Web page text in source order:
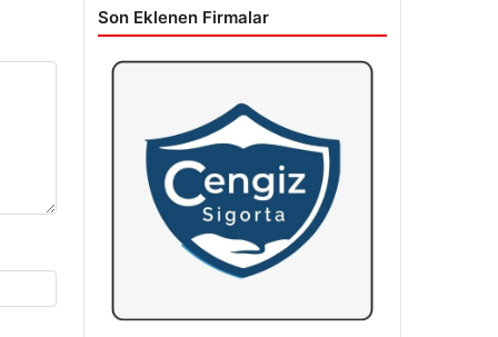
Son Eklenen Firmalar